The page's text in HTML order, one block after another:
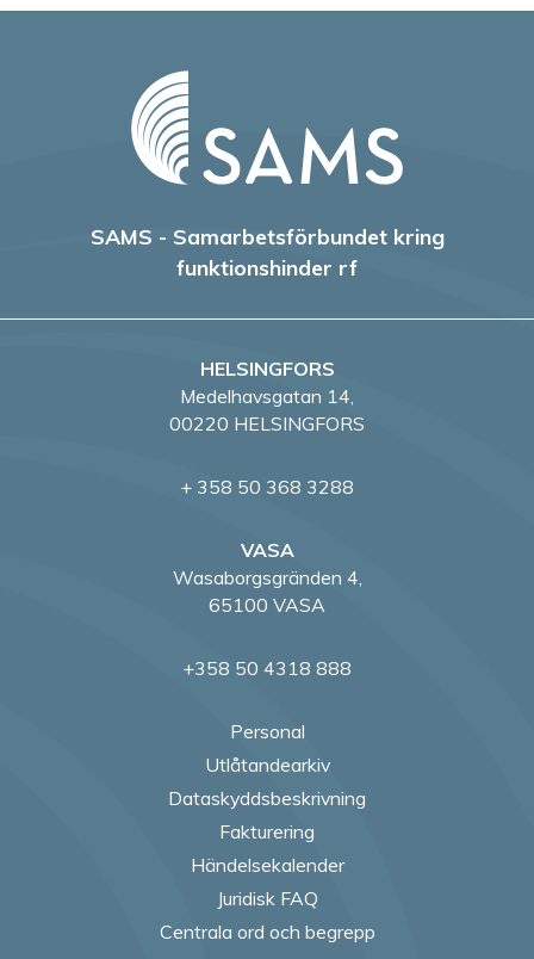
SAMS - Samarbetsförbundet kring
funktionshinder rf
HELSINGFORS
Medelhavsgatan 14,
00220 HELSINGFORS
+ 358 50 368 3288
VASA
Wasaborgsgränden 4,
65100 VASA
+358 50 4318 888
Personal
Utlåtandearkiv
Dataskyddsbeskrivning
Fakturering
Händelsekalender
Juridisk FAQ
Centrala ord och begrepp